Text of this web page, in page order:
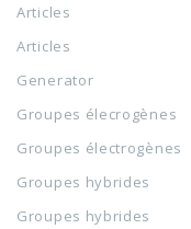
Articles
Articles
Generator
Groupes élecrogènes
Groupes électrogènes
Groupes hybrides
Groupes hybrides